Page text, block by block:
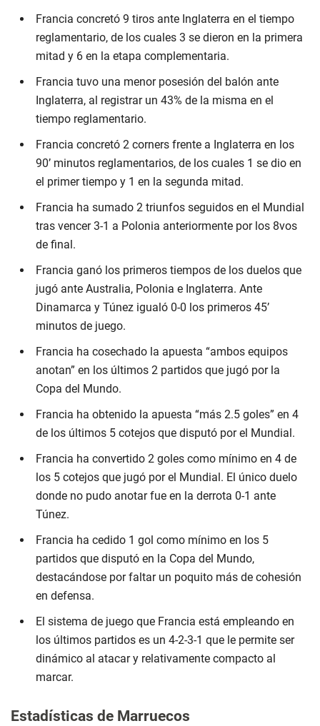
Francia concretó 9 tiros ante Inglaterra en el tiempo
reglamentario, de los cuales 3 se dieron en la primera
mitad y 6 en la etapa complementaria.
Francia tuvo una menor posesión del balón ante
Inglaterra, al registrar un 43% de la misma en el
tiempo reglamentario.
Francia concretó 2 corners frente a Inglaterra en los
90’ minutos reglamentarios, de los cuales 1 se dio en
el primer tiempo y 1 en la segunda mitad.
Francia ha sumado 2 triunfos seguidos en el Mundial
tras vencer 3-1 a Polonia anteriormente por los 8vos
de final.
Francia ganó los primeros tiempos de los duelos que
jugó ante Australia, Polonia e Inglaterra. Ante
Dinamarca y Túnez igualó 0-0 los primeros 45’
minutos de juego.
Francia ha cosechado la apuesta “ambos equipos
anotan” en los últimos 2 partidos que jugó por la
Copa del Mundo.
Francia ha obtenido la apuesta “más 2.5 goles” en 4
de los últimos 5 cotejos que disputó por el Mundial.
Francia ha convertido 2 goles como mínimo en 4 de
los 5 cotejos que jugó por el Mundial. El único duelo
donde no pudo anotar fue en la derrota 0-1 ante
Túnez.
Francia ha cedido 1 gol como mínimo en los 5
partidos que disputó en la Copa del Mundo,
destacándose por faltar un poquito más de cohesión
en defensa.
El sistema de juego que Francia está empleando en
los últimos partidos es un 4-2-3-1 que le permite ser
dinámico al atacar y relativamente compacto al
marcar.
Estadísticas de Marruecos